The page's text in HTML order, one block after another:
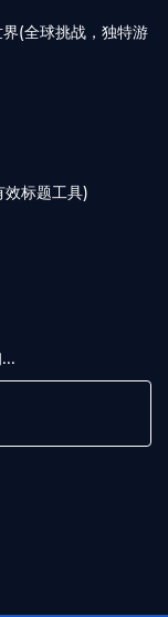
(全球挑战，独特游
标题工具)